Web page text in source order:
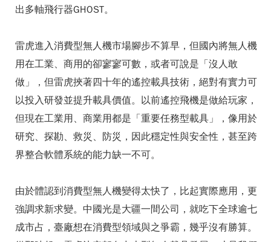
出多軸飛行器GHOST。
雷虎進入消費型無人機市場腳步不算早，但國內將無人機
用在工業、商用的卻寥寥可數，或者可說是「沒人敢
做」，但雷虎挾著四十年的遙控載具技術，絕對有實力可
以投入研發並提升載具價值。以前遙控飛機是做給玩家，
但現在工業用、商業用都是「重要任務型載具」，像用於
研究、探勘、救災、防災，因此穩定性與安全性，甚至跨
界整合軟體系統的能力缺一不可。
由於體認到消費型無人機變得太快了，比起實際應用，更
強調求新求變。中國光是大疆一間公司，就吃下全球逾七
成市占，臺廠想在消費型領域與之爭霸，幾乎沒有勝算。